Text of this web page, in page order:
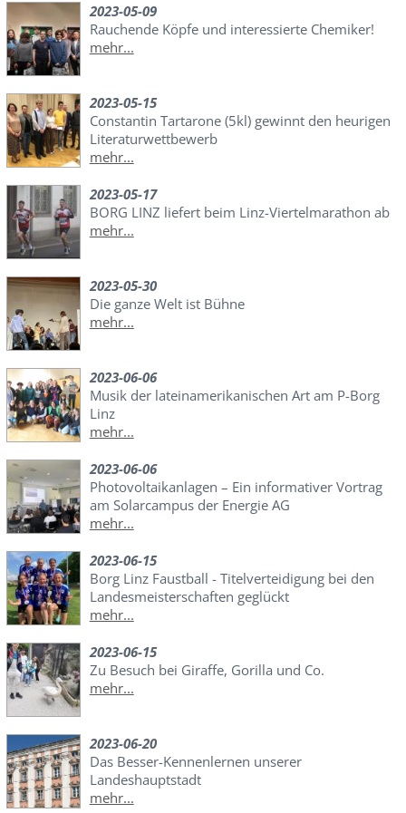
2023-05-09
Rauchende Köpfe und interessierte Chemiker!
mehr...
2023-05-15
Constantin Tartarone (5kl) gewinnt den heurigen
Literaturwettbewerb
mehr...
2023-05-17
BORG LINZ liefert beim Linz-Viertelmarathon ab
mehr...
2023-05-30
Die ganze Welt ist Bühne
mehr...
2023-06-06
Musik der lateinamerikanischen Art am P-Borg
Linz
mehr...
2023-06-06
Photovoltaikanlagen – Ein informativer Vortrag
am Solarcampus der Energie AG
mehr...
2023-06-15
Borg Linz Faustball - Titelverteidigung bei den
Landesmeisterschaften geglückt
mehr...
2023-06-15
Zu Besuch bei Giraffe, Gorilla und Co.
mehr...
2023-06-20
Das Besser-Kennenlernen unserer
Landeshauptstadt
mehr...